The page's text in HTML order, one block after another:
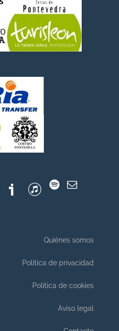
Quiénes somos
Política de privacidad
Política de cookies
Aviso legal